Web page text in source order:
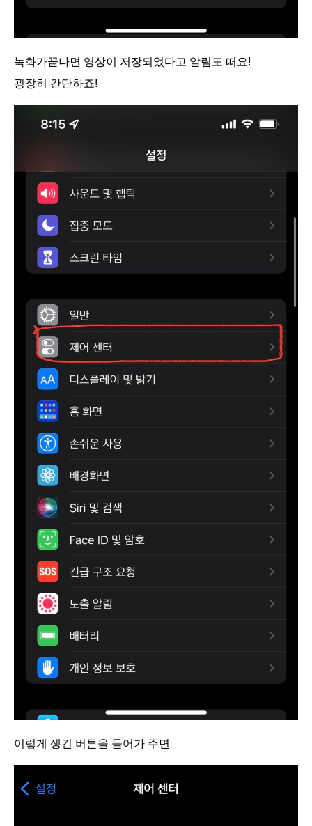
녹화가끝나면 영상이 저장되었다고 알림도 떠요!
굉장히 간단하죠!
이렇게 생긴 버튼을 들어가 주면